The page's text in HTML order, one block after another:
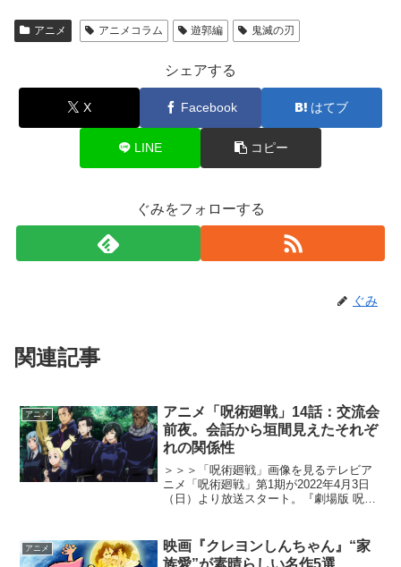
アニメ アニメコラム 遊郭編 鬼滅の刃
シェアする
X Facebook はてブ
LINE コピー
ぐみをフォローする
ぐみ
関連記事
アニメ
アニメ「呪術廻戦」14話：交流会
前夜。会話から垣間見えたそれぞ
れの関係性
＞＞＞「呪術廻戦」画像を見るテレビア
ニメ「呪術廻戦」第1期が2022年4月3日
（日）より放送スタート。『劇場版 呪術
本記事では、第14話をcinemas PLU...
アニメ
映画『クレヨンしんちゃん』“家
族愛”が素晴らしい名作5選